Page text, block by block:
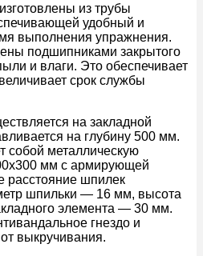
из трубы
удобный и
выполнения упражнения.
подшипниками закрытого
и влаги. Это обеспечивает
срок службы
на закладной
на глубину 500 мм.
собой металлическую
мм с армирующей
расстояние шпилек
шпильки — 16 мм, высота
элемента — 30 мм.
гнездо и
выкручивания.